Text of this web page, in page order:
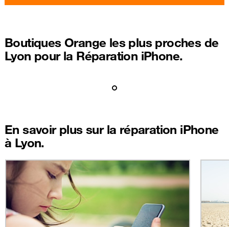
Boutiques Orange les plus proches de
Lyon pour la Réparation iPhone.
En savoir plus sur la réparation iPhone
à Lyon.